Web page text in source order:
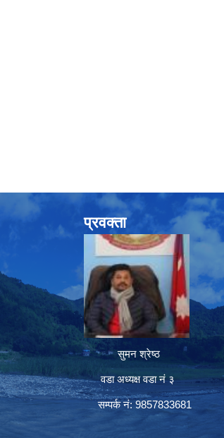
प्रवक्ता
सुमन श्रेष्ठ
वडा अध्यक्ष वडा नं ३
सम्पर्क नं: 9857833681